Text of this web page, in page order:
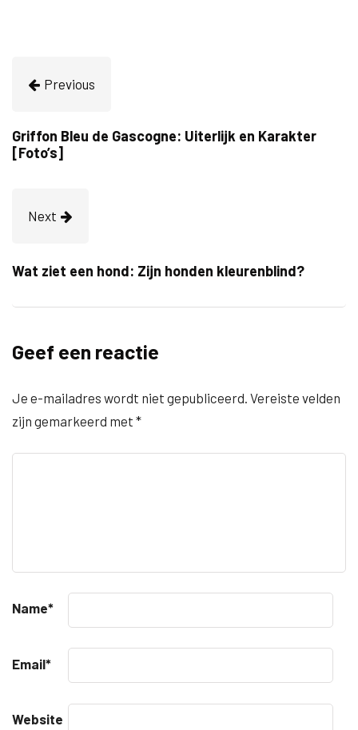
Previous
Griffon Bleu de Gascogne: Uiterlijk en Karakter
[Foto’s]
Next
Wat ziet een hond: Zijn honden kleurenblind?
Geef een reactie
Je e-mailadres wordt niet gepubliceerd. Vereiste velden
zijn gemarkeerd met *
Name*
Email*
Website